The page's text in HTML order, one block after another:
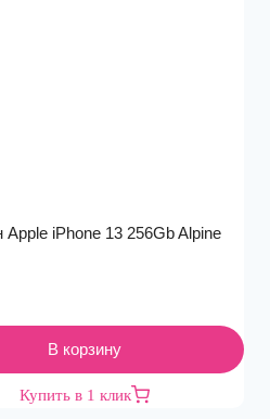
iPhone 13 256Gb Alpine
В корзину
Купить в 1 клик